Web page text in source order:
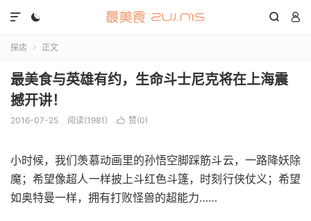
  

探店  正文
最美食与英雄有约，生命斗士尼克将在上海震
撼开讲！
2016-07-25 阅读(1981)  赞(0)
小时候，我们羡慕动画里的孙悟空脚踩筋斗云，一路降妖除
魔；希望像超人一样披上斗红色斗篷，时刻行侠仗义；希望
如奥特曼一样，拥有打败怪兽的超能力……